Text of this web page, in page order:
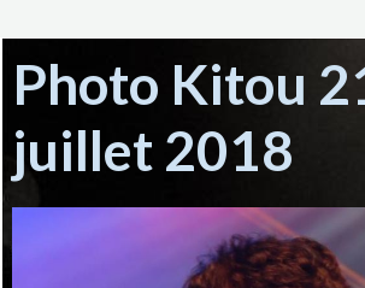
Photo Kitou
juillet 2018